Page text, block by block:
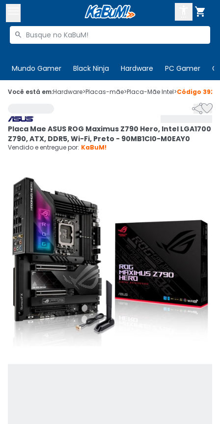

Buscar produtos

Mundo Gamer Black Ninja Hardware PC Gamer
 Olá. Acesse sua conta
Cupons
Ativar tradutor em libras
CADASTRE-SE
Você está em:Hardware>Placas-mãe>Placa-Mãe Intel>Código

Placa Mae ASUS ROG Maximus Z790 Hero, Intel LGA1700
Z790, ATX, DDR5, Wi-Fi, Preto - 90MB1CI0-M0EAY0
Vendido e entregue por: KaBuM!